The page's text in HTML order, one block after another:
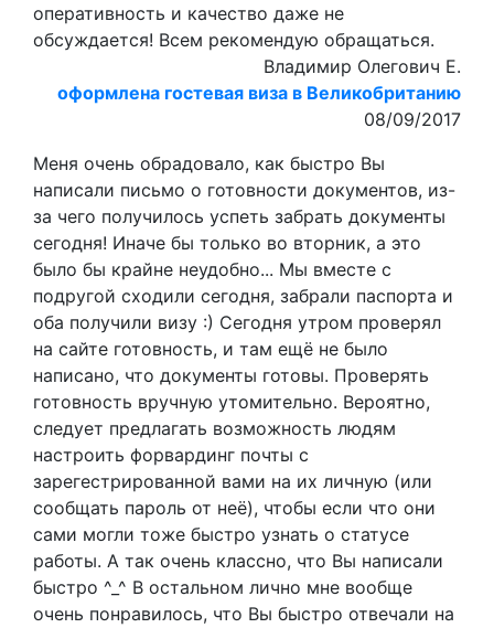
оперативность и качество даже не
обсуждается! Всем рекомендую обращаться.
Владимир Олегович Е.
оформлена гостевая виза в Великобританию
08/09/2017
Меня очень обрадовало, как быстро Вы
написали письмо о готовности документов, из-
за чего получилось успеть забрать документы
сегодня! Иначе бы только во вторник, а это
было бы крайне неудобно... Мы вместе с
подругой сходили сегодня, забрали паспорта и
оба получили визу :) Сегодня утром проверял
на сайте готовность, и там ещё не было
написано, что документы готовы. Проверять
готовность вручную утомительно. Вероятно,
следует предлагать возможность людям
настроить форвардинг почты с
зарегестрированной вами на их личную (или
сообщать пароль от неё), чтобы если что они
сами могли тоже быстро узнать о статусе
работы. А так очень классно, что Вы написали
быстро ^_^ В остальном лично мне вообще
очень понравилось, что Вы быстро отвечали на